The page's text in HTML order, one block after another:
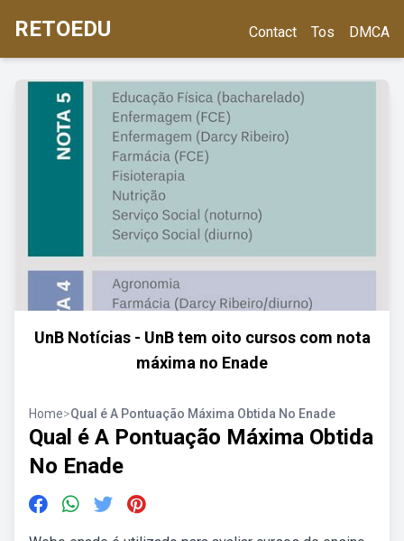
RETOEDU Contact Tos DMCA
UnB Notícias - UnB tem oito cursos com nota
máxima no Enade
Home>Qual é A Pontuação Máxima Obtida No Enade
Qual é A Pontuação Máxima Obtida
No Enade